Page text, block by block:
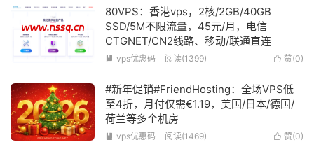
80VPS：香港vps，2核/2GB/40GB
SSD/5M不限流量，45元/月，电信
CTGNET/CN2线路、移动/联通直连
 赞(0)
 vps优惠码 阅读(1399)
#新年促销#FriendHosting：全场VPS低
至4折，月付仅需€1.19，美国/日本/德国/
荷兰等多个机房
 赞(0)
 vps优惠码 阅读(1469)